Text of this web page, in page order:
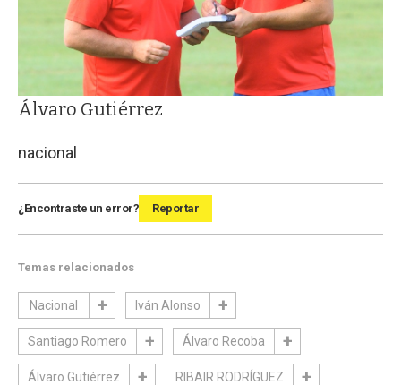
Álvaro Gutiérrez
nacional
¿Encontraste un error? Reportar
Temas relacionados
Nacional Iván Alonso
Santiago Romero Álvaro Recoba
Álvaro Gutiérrez RIBAIR RODRÍGUEZ